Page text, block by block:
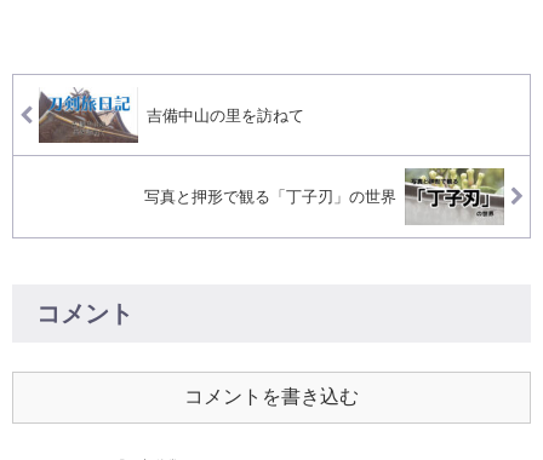
吉備中山の里を訪ねて
写真と押形で観る「丁子刃」の世界
コメント
コメントを書き込む